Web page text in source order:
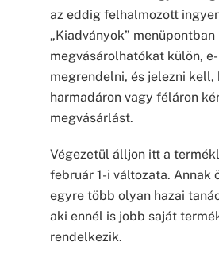
az eddig felhalmozott
„Kiadványok” menüpontban
megvásárolhatókat külön,
megrendelni, és jelezni kell,
harmadáron vagy féláron
megvásárlást.
Végezetül álljon itt a
február 1-i változata. Annak
egyre több olyan hazai
aki ennél is jobb saját
rendelkezik.